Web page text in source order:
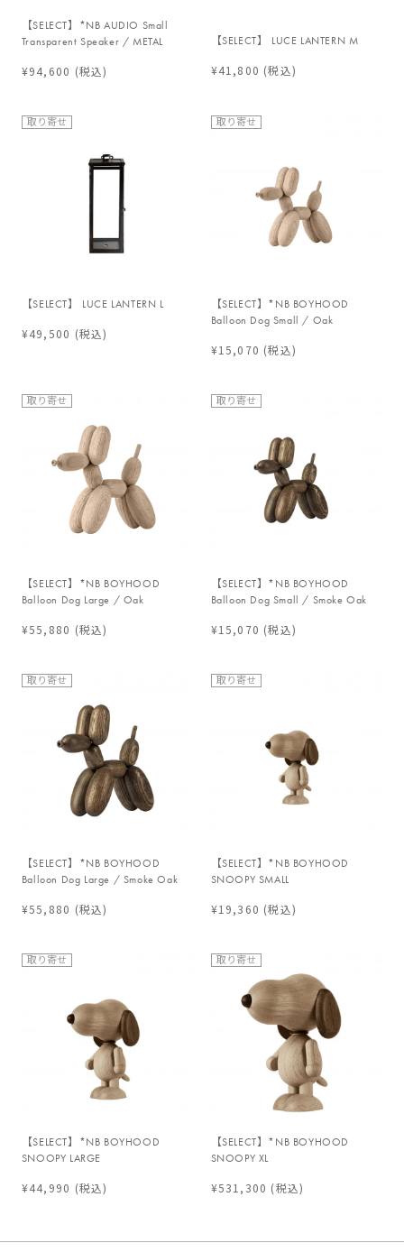
【SELECT】*NB AUDIO Small
Transparent Speaker / METAL
¥94,600 (税込)
【SELECT】 LUCE LANTERN M
¥41,800 (税込)
取り寄せ
【SELECT】 LUCE LANTERN L
¥49,500 (税込)
取り寄せ
【SELECT】*NB BOYHOOD
Balloon Dog Small / Oak
¥15,070 (税込)
取り寄せ
【SELECT】*NB BOYHOOD
Balloon Dog Large / Oak
¥55,880 (税込)
取り寄せ
【SELECT】*NB BOYHOOD
Balloon Dog Small / Smoke Oak
¥15,070 (税込)
取り寄せ
【SELECT】*NB BOYHOOD
Balloon Dog Large / Smoke Oak
¥55,880 (税込)
取り寄せ
【SELECT】*NB BOYHOOD
SNOOPY SMALL
¥19,360 (税込)
取り寄せ
【SELECT】*NB BOYHOOD
SNOOPY LARGE
¥44,990 (税込)
取り寄せ
【SELECT】*NB BOYHOOD
SNOOPY XL
¥531,300 (税込)